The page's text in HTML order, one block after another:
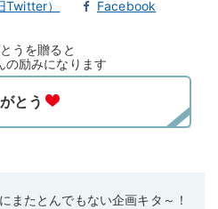
Twitter） Facebook
うを贈ると
の励みになります
またとんでもない企画キタ～！